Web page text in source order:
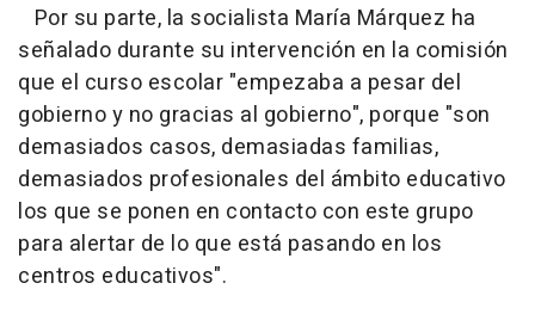
Por su parte, la socialista María Márquez ha
señalado durante su intervención en la comisión
que el curso escolar "empezaba a pesar del
gobierno y no gracias al gobierno", porque "son
demasiados casos, demasiadas familias,
demasiados profesionales del ámbito educativo
los que se ponen en contacto con este grupo
para alertar de lo que está pasando en los
centros educativos".